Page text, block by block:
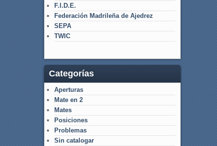
F.I.D.E.
Federación Madrileña de Ajedrez
SEPA
TWIC
Categorías
Aperturas
Mate en 2
Mates
Posiciones
Problemas
Sin catalogar